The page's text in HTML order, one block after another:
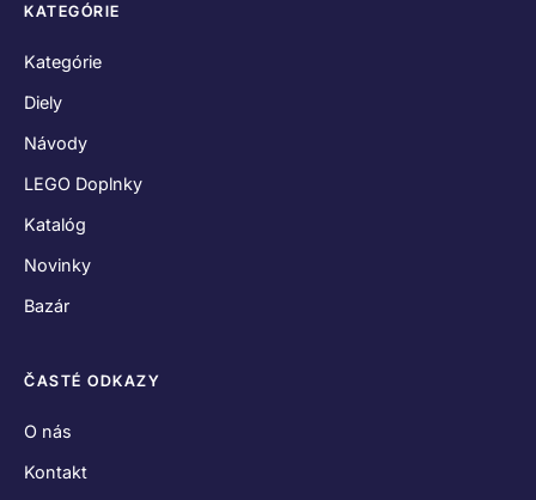
KATEGÓRIE
Kategórie
Diely
Návody
LEGO Doplnky
Katalóg
Novinky
Bazár
ČASTÉ ODKAZY
O nás
Kontakt